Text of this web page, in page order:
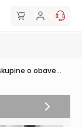
o obave...